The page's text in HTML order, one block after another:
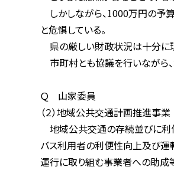
しかしながら、1000万円の予算で
と危惧している。
県の厳しい財政状況は十分に理解
市町村とも協議を行いながら、地域
Ｑ 山家委員
（２）地域公共交通計画推進事業
地域公共交通の存続並びに利便性向
バス利用者の利便性向上及び運転手
運行に取り組む事業者への助成等